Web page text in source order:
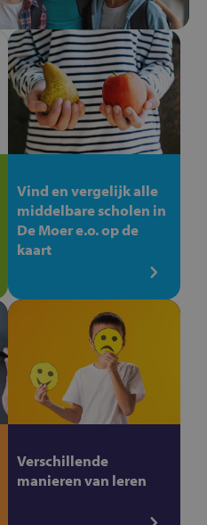
Vind en vergelijk alle
middelbare scholen in
De Moer e.o. op de
kaart
Verschillende
manieren van leren